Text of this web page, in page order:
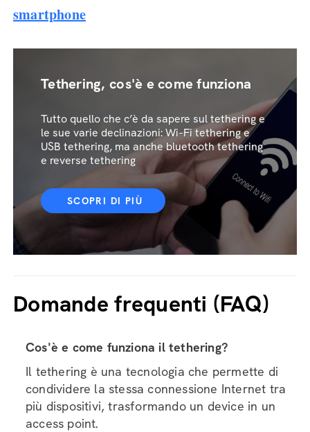
smartphone
Tethering, cos'è e come funziona
Tutto quello che c’è da sapere sul tethering e
le sue varie declinazioni: Wi-Fi tethering e
USB tethering, ma anche bluetooth tethering
e reverse tethering
SCOPRI DI PIÙ
Domande frequenti (FAQ)
Cos'è e come funziona il tethering?
Il tethering è una tecnologia che permette di
condividere la stessa connessione Internet tra
più dispositivi, trasformando un device in un
access point.